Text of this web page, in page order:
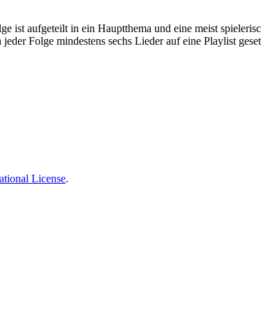
ist aufgeteilt in ein Hauptthema und eine meist
Folge mindestens sechs Lieder auf eine Playlist
License.